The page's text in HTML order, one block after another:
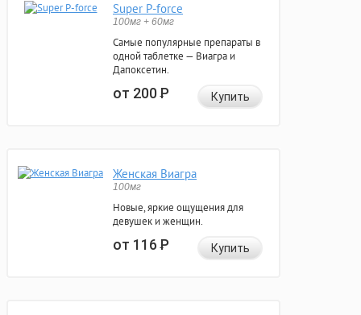
Super P-force
100мг + 60мг
Самые популярные препараты в
одной таблетке — Виагра и
Дапоксетин.
от 200Р Купить
Женская Виагра
100мг
Новые, яркие ощущения для
девушек и женщин.
от 116Р Купить